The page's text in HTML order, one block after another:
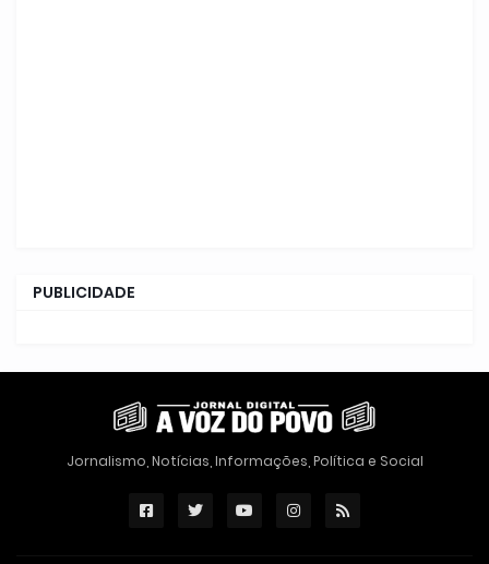
PUBLICIDADE
Jornalismo, Notícias, Informações, Política e Social